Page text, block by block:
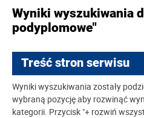
Wyniki wyszukiwania
podyplomowe"
Treść stron serwisu
Wyniki wyszukiwania zostały
wybraną pozycję aby rozwinąć
kategorii. Przycisk "+ rozwiń